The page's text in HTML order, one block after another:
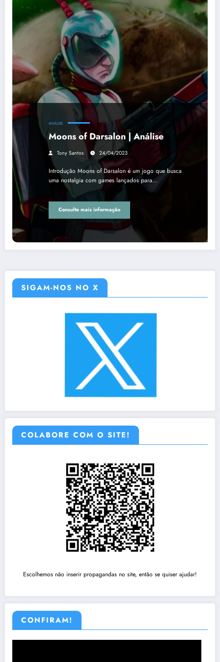
ANÁLISE
Moons of Darsalon | Análise
Tony Santos 24/04/2023
Introdução Moons of Darsalon é um jogo que busca
uma nostalgia com games lançados para…
Consulte mais informação
SIGAM-NOS NO X
COLABORE COM O SITE!
Escolhemos não inserir propagandas no site, então se quiser ajudar!
CONFIRAM!